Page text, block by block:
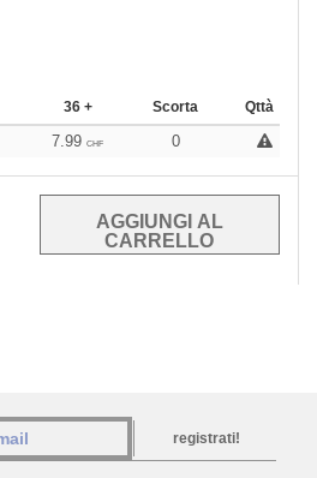
36 + Scorta Qttà
7.99 CHF 0
registrati!